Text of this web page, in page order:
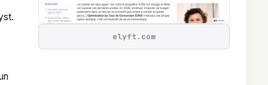
elyft.com